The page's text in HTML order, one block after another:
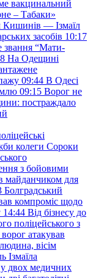
вакцинальний
– Табаки»
Кишинів — Ізмаїл
засобів 10:17
звання “Мати-
На Одещині
09:44 В Одесі
09:15 Ворог не
постраждало
колеги Сороки
з бойовими
майданчиком для
Болградський
компроміс щодо
14:44 Від бізнесу до
поліцейського з
атакував
вісім
Ізмаїла
двох медичних